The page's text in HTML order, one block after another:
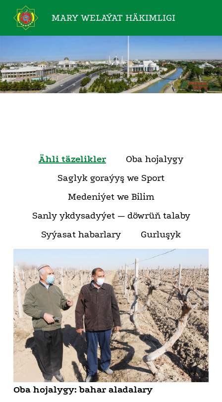
MARY WELAÝAT HÄKIMLIGI
Ähli täzelikler
Oba hojalygy
Saglyk goraýyş we Sport
Medeniýet we Bilim
Sanly ykdysadyýet — döwrüň talaby
Syýasat habarlary
Gurluşyk
Oba hojalygy: bahar aladalary